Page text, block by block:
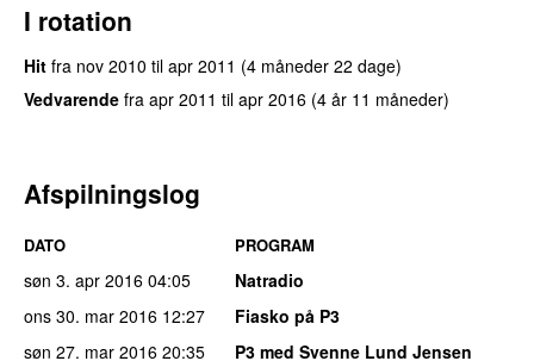
I rotation
Hit fra nov 2010 til apr 2011 (4 måneder 22 dage)
Vedvarende fra apr 2011 til apr 2016 (4 år 11 måneder)
Afspilningslog
DATO PROGRAM
søn 3. apr 2016 04:05
Natradio
ons 30. mar 2016 12:27
Fiasko på P3
søn 27. mar 2016 20:35
P3 med Svenne Lund Jensen